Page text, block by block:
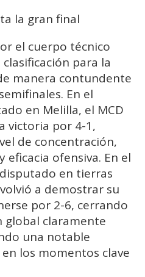
la gran final
el cuerpo técnico
para la
manera contundente
En el
en Melilla, el MCD
victoria por 4-1,
de concentración,
eficacia ofensiva. En el
en tierras
a demostrar su
por 2-6, cerrando
global claramente
una notable
los momentos clave